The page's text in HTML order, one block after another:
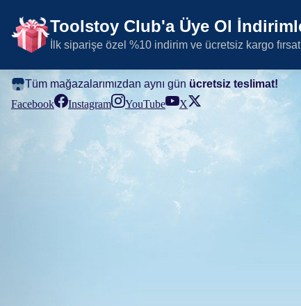
Toolstoy Club'a Üye Ol
İlk siparişe özel %10 indirim ve ücretsiz kargo
Tüm mağazalarımızdan aynı gün ücretsiz teslimat!
Facebook
Instagram YouTube X